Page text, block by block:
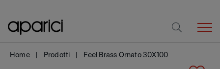
Home Prodotti Feel Brass Ornato 30X100